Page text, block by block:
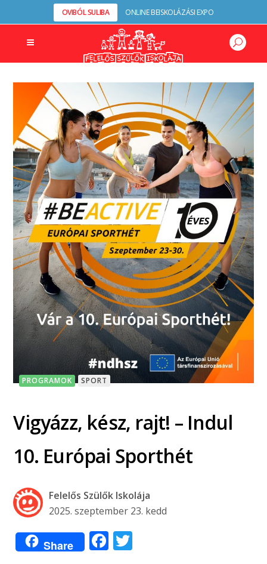
OVIBÓL SULIBA ONLINE BEISKOLÁZÁSI EXPO
PROGRAMOK SPORT
Vigyázz, kész, rajt! – Indul
10. Európai Sporthét
Felelős Szülők Iskolája
2025. szeptember 23. kedd
Share Facebook